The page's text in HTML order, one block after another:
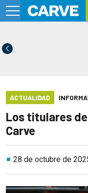
ACTUALIDAD
Los titulares
Carve
28 de octubre de